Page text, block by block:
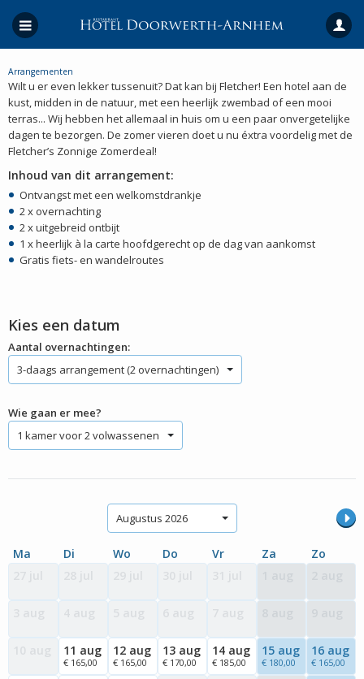
Arrangementen
Wilt u er even lekker tussenuit? Dat kan bij Fletcher! Een hotel aan de
kust, midden in de natuur, met een heerlijk zwembad of een mooi
terras... Wij hebben het allemaal in huis om u een paar onvergetelijke
dagen te bezorgen. De zomer vieren doet u nu éxtra voordelig met de
Fletcher’s Zonnige Zomerdeal!
Inhoud van dit arrangement:
Ontvangst met een welkomstdrankje
2 x overnachting
2 x uitgebreid ontbijt
1 x heerlijk à la carte hoofdgerecht op de dag van aankomst
Gratis fiets- en wandelroutes
Kies een datum
Aantal overnachtingen:
3-daags arrangement (2 overnachtingen)
Wie gaan er mee?
1 kamer voor 2 volwassenen
Augustus 2026
Ma Di Wo Do Vr Za
Zo
11 aug
€ 165,00
12 aug
€ 165,00
13 aug
€ 170,00
14 aug
€ 185,00
15 aug
€ 180,00
16 aug
€ 165,00